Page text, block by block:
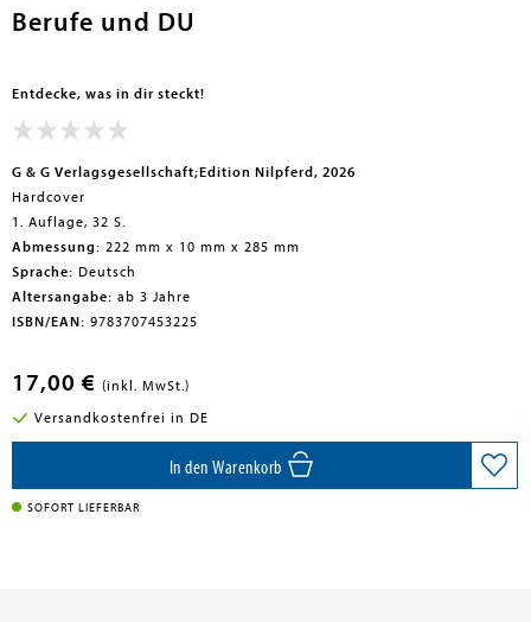
submenu
submenu
Berufe und DU
Entdecke, was in dir steckt!
G & G Verlagsgesellschaft;Edition Nilpferd, 2026
Hardcover
1. Auflage, 32 S.
Abmessung: 222 mm x 10 mm x 285 mm
Sprache: Deutsch
Altersangabe: ab 3 Jahre
ISBN/EAN: 9783707453225
17,00 € (inkl. MwSt.)
Versandkostenfrei in DE
In den Warenkorb
SOFORT LIEFERBAR